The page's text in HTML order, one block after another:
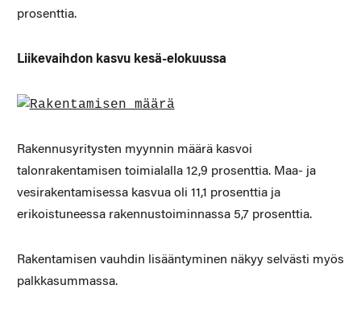
prosenttia.
Liikevaihdon kasvu kesä-elokuussa
Rakennusyritysten myynnin määrä kasvoi
talonrakentamisen toimialalla 12,9 prosenttia. Maa- ja
vesirakentamisessa kasvua oli 11,1 prosenttia ja
erikoistuneessa rakennustoiminnassa 5,7 prosenttia.
Rakentamisen vauhdin lisääntyminen näkyy selvästi myös
palkkasummassa.